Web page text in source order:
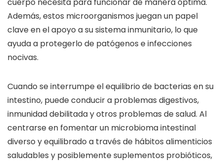
cuerpo necesita para funcionar de manera óptima.
Además, estos microorganismos juegan un papel
clave en el apoyo a su sistema inmunitario, lo que
ayuda a protegerlo de patógenos e infecciones
nocivas.
Cuando se interrumpe el equilibrio de bacterias en su
intestino, puede conducir a problemas digestivos,
inmunidad debilitada y otros problemas de salud. Al
centrarse en fomentar un microbioma intestinal
diverso y equilibrado a través de hábitos alimenticios
saludables y posiblemente suplementos probióticos,